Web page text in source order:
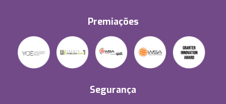
Premiações
Segurança